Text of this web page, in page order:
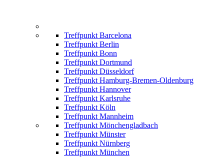
Treffpunkt Barcelona
Treffpunkt Berlin
Treffpunkt Bonn
Treffpunkt Dortmund
Treffpunkt Düsseldorf
Treffpunkt Hamburg-Bremen-Oldenburg
Treffpunkt Hannover
Treffpunkt Karlsruhe
Treffpunkt Köln
Treffpunkt Mannheim
Treffpunkt Mönchengladbach
Treffpunkt Münster
Treffpunkt Nürnberg
Treffpunkt München